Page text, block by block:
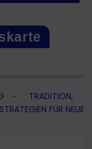
–
TRADITION,
FÜR NEUE